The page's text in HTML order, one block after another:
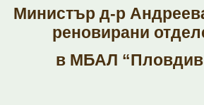
Министър д-р
реновирани
в МБАЛ